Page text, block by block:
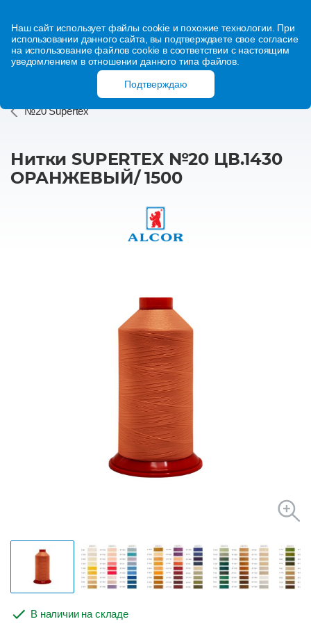
Наш сайт использует файлы cookie и похожие технологии. При
использовании данного сайта, вы подтверждаете свое согласие
на использование файлов cookie в соответствии с настоящим
уведомлением в отношении данного типа файлов.
Подтверждаю
№20 Supertex
Нитки SUPERTEX №20 ЦВ.1430
ОРАНЖЕВЫЙ/ 1500
В наличии на складе